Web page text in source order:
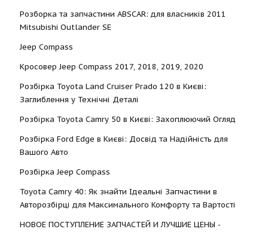
Розборка та запчастини ABSCAR: для власників 2011
Mitsubishi Outlander SE
Jeep Compass
Кросовер Jeep Compass 2017, 2018, 2019, 2020
Розбірка Toyota Land Cruiser Prado 120 в Києві:
Заглиблення у Технічні Деталі
Розбірка Toyota Camry 50 в Києві: Захоплюючий Огляд
Розбірка Ford Edge в Києві: Досвід та Надійність для
Вашого Авто
Розбірка Jeep Compass
Toyota Camry 40: Як знайти Ідеальні Запчастини в
Авторозбірці для Максимального Комфорту та Вартості
НОВОЕ ПОСТУПЛЕНИЕ ЗАПЧАСТЕЙ И ЛУЧШИЕ ЦЕНЫ -